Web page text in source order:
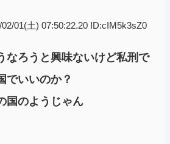
02/01(土) 07:50:22.20 ID:cIM5k3sZ0
なろうと興味ないけど私刑で
でいいのか？
国のようじゃん